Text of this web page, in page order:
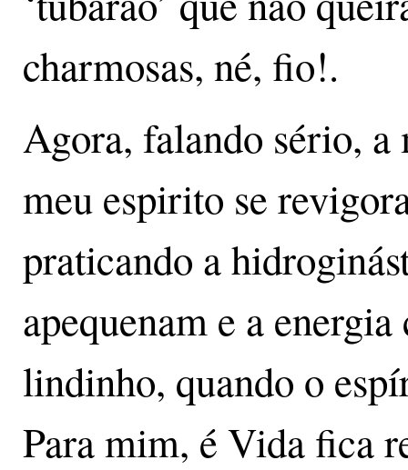
charmosas, né, fio!.
Agora, falando sério, a
meu espirito se
praticando a
apequenam e a
lindinho, quando o
Para mim, é Vida fica